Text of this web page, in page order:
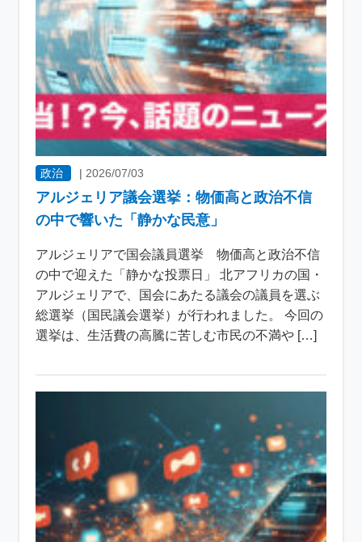
政治 | 2026/07/03
アルジェリア議会選挙：物価高と政治不信
の中で響いた「静かな民意」
アルジェリアで国会議員選挙 物価高と政治不信
の中で迎えた「静かな投票日」 北アフリカの国・
アルジェリアで、国会にあたる議会の議員を選ぶ
総選挙（国民議会選挙）が行われました。 今回の
選挙は、生活費の高騰に苦しむ市民の不満や […]